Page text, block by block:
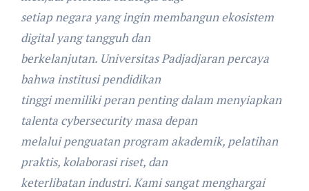
setiap negara yang ingin membangun ekosistem
digital yang tangguh dan
berkelanjutan. Universitas Padjadjaran percaya
bahwa institusi pendidikan
tinggi memiliki peran penting dalam menyiapkan
talenta cybersecurity masa depan
melalui penguatan program akademik, pelatihan
praktis, kolaborasi riset, dan
keterlibatan industri. Kami sangat menghargai